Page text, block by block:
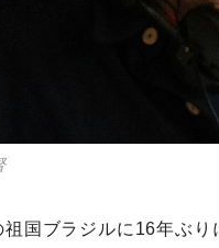
国ブラジルに16年ぶ